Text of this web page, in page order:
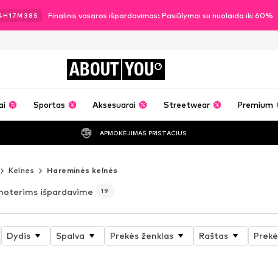
H17M 36 S Finalinis vasaros išpardavimas: Pasiūlymai su nuolaida iki 60%
ABOUT YOU
Sportas Aksesuarai Streetwear Premium
APMOKĖJIMAS PRISTAČIUS
Kelnės Hareminės kelnės
išpardavime 19
Dydis Spalva Prekės ženklas Raštas